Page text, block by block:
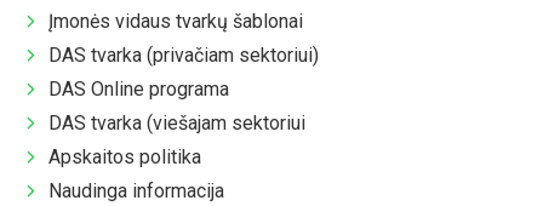
Įmonės vidaus tvarkų šablonai
DAS tvarka (privačiam sektoriui)
DAS Online programa
DAS tvarka (viešajam sektoriui
Apskaitos politika
Naudinga informacija